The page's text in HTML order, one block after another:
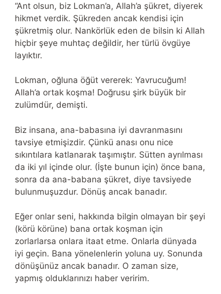
“Ant olsun, biz Lokman’a, Allah’a şükret, diyerek
hikmet verdik. Şükreden ancak kendisi için
şükretmiş olur. Nankörlük eden de bilsin ki Allah
hiçbir şeye muhtaç değildir, her türlü övgüye
layıktır.
Lokman, oğluna öğüt vererek: Yavrucuğum!
Allah’a ortak koşma! Doğrusu şirk büyük bir
zulümdür, demişti.
Biz insana, ana-babasına iyi davranmasını
tavsiye etmişizdir. Çünkü anası onu nice
sıkıntılara katlanarak taşımıştır. Sütten ayrılması
da iki yıl içinde olur. (İşte bunun için) önce bana,
sonra da ana-babana şükret, diye tavsiyede
bulunmuşuzdur. Dönüş ancak banadır.
Eğer onlar seni, hakkında bilgin olmayan bir şeyi
(körü körüne) bana ortak koşman için
zorlarlarsa onlara itaat etme. Onlarla dünyada
iyi geçin. Bana yönelenlerin yoluna uy. Sonunda
dönüşünüz ancak banadır. O zaman size,
yapmış olduklarınızı haber veririm.